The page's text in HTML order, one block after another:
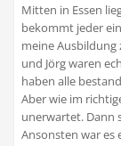
Mitten in Essen
bekommt jeder
meine Ausbildung
und Jörg waren
haben alle
Aber wie im
unerwartet. Dann
Ansonsten war es